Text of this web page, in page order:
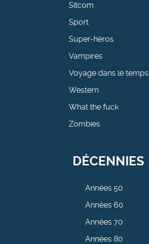
Sitcom
Sport
Super-héros
Vampires
Voyage dans le temps
Western
What the fuck
Zombies
DÉCENNIES
Années 50
Années 60
Années 70
Années 80